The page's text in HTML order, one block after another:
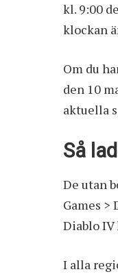
kl. 9:00
klockan
Om du
den 10
aktuella
Så
De utan
Games >
Diablo
I alla